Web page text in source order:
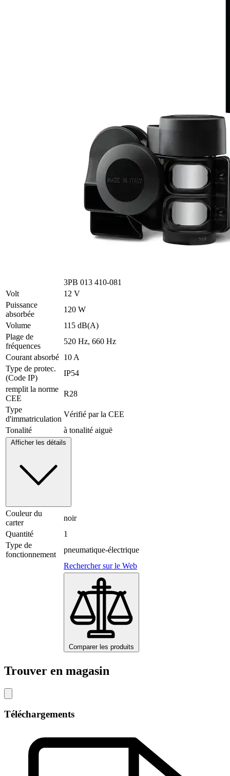
3PB 013 410-081
Volt
12 V
Puissance
absorbée
120 W
Volume
115 dB(A)
Plage de
fréquences
520 Hz, 660 Hz
Courant absorbé 10 A
Type de protec.
(Code IP)
IP54
remplit la norme
CEE
R28
Type
d'immatriculation
Vérifié par la CEE
Tonalité
à tonalité aiguë
Afficher les détails
Couleur du
carter
noir
Quantité
1
Type de
fonctionnement
pneumatique-électrique
Rechercher sur le Web
Comparer les produits
Trouver en magasin
Téléchargements